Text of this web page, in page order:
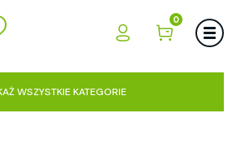
0
WSZYSTKIE KATEGORIE